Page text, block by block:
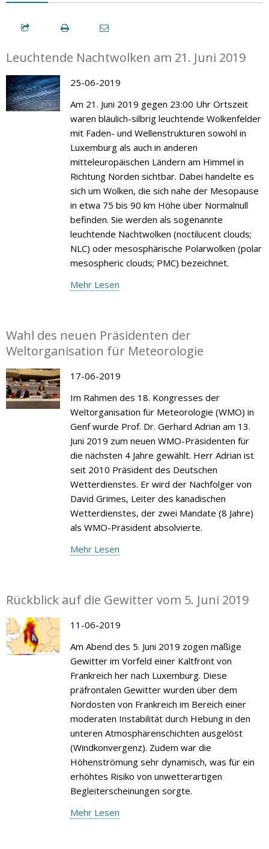
Leuchtende Nachtwolken am 21. Juni 2019
25-06-2019
Am 21. Juni 2019 gegen 23:00 Uhr Ortszeit
waren bläulich-silbrig leuchtende Wolkenfelder
mit Faden- und Wellenstrukturen sowohl in
Luxemburg als auch in anderen
mitteleuropäischen Ländern am Himmel in
Richtung Norden sichtbar. Dabei handelte es
sich um Wolken, die sich nahe der Mesopause
in etwa 75 bis 90 km Höhe über Normalnull
befinden. Sie werden als sogenannte
leuchtende Nachtwolken (noctilucent clouds;
NLC) oder mesosphärische Polarwolken (polar
mesospheric clouds; PMC) bezeichnet.
Mehr Lesen
Wahl des neuen Präsidenten der
Weltorganisation für Meteorologie
17-06-2019
Im Rahmen des 18. Kongresses der
Weltorganisation für Meteorologie (WMO) in
Genf wurde Prof. Dr. Gerhard Adrian am 13.
Juni 2019 zum neuen WMO-Präsidenten für
die nächsten 4 Jahre gewählt. Herr Adrian ist
seit 2010 Präsident des Deutschen
Wetterdienstes. Er wird der Nachfolger von
David Grimes, Leiter des kanadischen
Wetterdienstes, der zwei Mandate (8 Jahre)
als WMO-Präsident absolvierte.
Mehr Lesen
Rückblick auf die Gewitter vom 5. Juni 2019
11-06-2019
Am Abend des 5. Juni 2019 zogen mäßige
Gewitter im Vorfeld einer Kaltfront von
Frankreich her nach Luxemburg. Diese
präfrontalen Gewitter wurden über dem
Nordosten von Frankreich im Bereich einer
moderaten Instabilität durch Hebung in den
unteren Atmosphärenschichten ausgelöst
(Windkonvergenz). Zudem war die
Höhenströmung sehr dynamisch, was für ein
erhöhtes Risiko von unwetterartigen
Begleiterscheinungen sorgte.
Mehr Lesen